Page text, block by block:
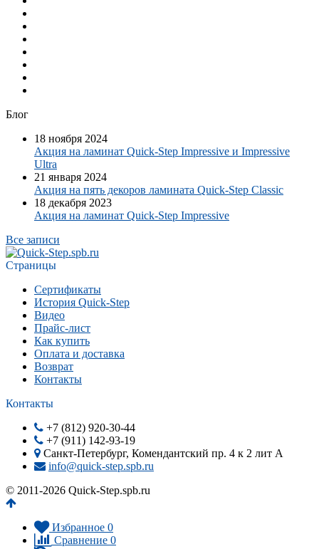
Блог
18 ноября 2024
Акция на ламинат Quick-Step Impressive и Impressive
Ultra
21 января 2024
Акция на пять декоров ламината Quick-Step​ Classic
18 декабря 2023
Акция на ламинат Quick-Step Impressive
Все записи
Страницы
Сертификаты
История Quick-Step
Видео
Прайс-лист
Как купить
Оплата и доставка
Возврат
Контакты
Контакты
+7 (812) 920-30-44
+7 (911) 142-93-19
Санкт-Петербург, Комендантский пр. 4 к 2 лит А
info@quick-step.spb.ru
© 2011-2026 Quick-Step.spb.ru
Избранное 0
Сравнение 0